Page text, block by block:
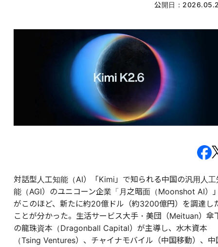
公開日：
対話型人工知能（AI）「Kimi」で知られる中国の汎用人工
能（AGI）のユニコーン企業「月之暗面（Moonshot AI）
がこのほど、新たに約20億ドル（約3200億円）を調達し
ことが分かった。生活サービス大手・美団（Meituan）傘
の龍珠資本（Dragonball Capital）が主導し、水木資本
（Tsing Ventures）、チャイナモバイル（中国移動）、中